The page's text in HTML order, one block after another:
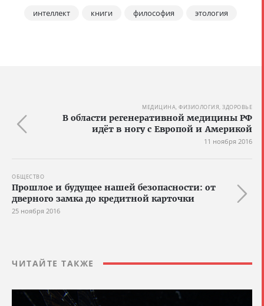
интеллект книги философия этология
МЕДИЦИНА, ФИЗИОЛОГИЯ, ЗДОРОВЬЕ
В области регенеративной медицины РФ
идёт в ногу с Европой и Америкой
11 ноября 2016
ОБЩЕСТВО
Прошлое и будущее нашей безопасности: от
дверного замка до кредитной карточки
25 ноября 2016
ЧИТАЙТЕ ТАКЖЕ